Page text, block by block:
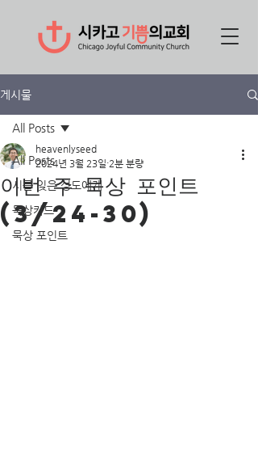
게시물
All Posts
시를 잊은 성도에게
묵상카드
묵상 포인트
All Posts
이번 주 묵상 포인트
(3/24-30)
heavenlyseed
2024년 3월 23일 2분 분량